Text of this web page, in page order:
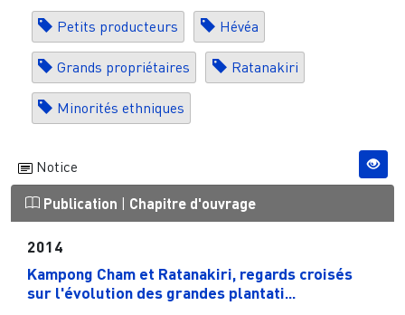
Petits producteurs Hévéa
Grands propriétaires Ratanakiri
Minorités ethniques
Notice
Publication | Chapitre d'ouvrage
2014
Kampong Cham et Ratanakiri, regards croisés
sur l'évolution des grandes plantati...